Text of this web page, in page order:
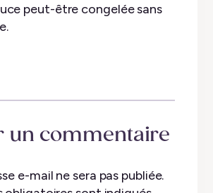
peut-être congelée sans
un commentaire
e-mail ne sera pas publiée.